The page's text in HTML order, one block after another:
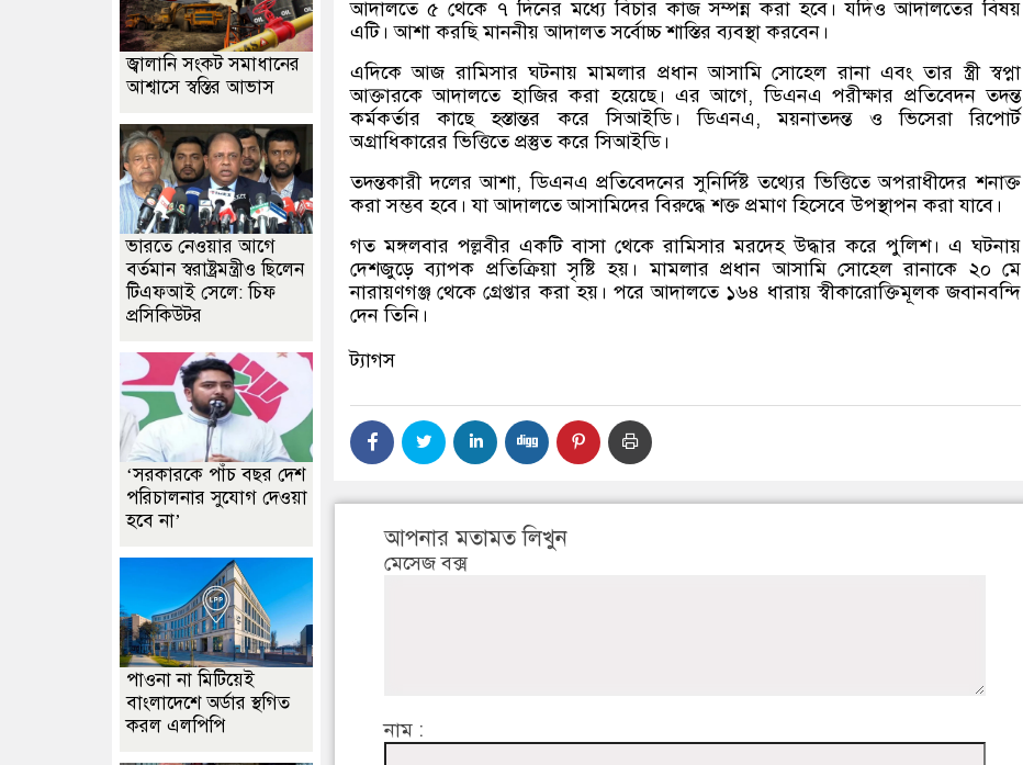
আদালতে ৫ থেকে ৭ দিনের মধ্যে বিচার কাজ সম্পন্ন করা হবে। যদিও আদালতের বিষয়
এটি। আশা করছি মাননীয় আদালত সর্বোচ্চ শাস্তির ব্যবস্থা করবেন।
এদিকে আজ রামিসার ঘটনায় মামলার প্রধান আসামি সোহেল রানা এবং তার স্ত্রী স্বপ্না
আক্তারকে আদালতে হাজির করা হয়েছে। এর আগে,ডিএনএ পরীক্ষার প্রতিবেদন তদন্ত
কর্মকর্তার কাছে হস্তান্তর করে সিআইডি। ডিএনএ,ময়নাতদন্ত ও ভিসেরা রিপোর্ট
অগ্রাধিকারের ভিত্তিতে প্রস্তুত করে সিআইডি।
তদন্তকারী দলের আশা,ডিএনএ প্রতিবেদনের সুনির্দিষ্ট তথ্যের ভিত্তিতে অপরাধীদের শনাক্ত
করা সম্ভব হবে। যা আদালতে আসামিদের বিরুদ্ধে শক্ত প্রমাণ হিসেবে উপস্থাপন করা যাবে।
গত মঙ্গলবার পল্লবীর একটি বাসা থেকে রামিসার মরদেহ উদ্ধার করে পুলিশ। এ ঘটনায়
দেশজুড়ে ব্যাপক প্রতিক্রিয়া সৃষ্টি হয়। মামলার প্রধান আসামি সোহেল রানাকে ২০ মে
নারায়ণগঞ্জ থেকে গ্রেপ্তার করা হয়। পরে আদালতে ১৬৪ ধারায় স্বীকারোক্তিমূলক জবানবন্দি
দেন তিনি।
ট্যাগস
আপনার মতামত লিখুন
মেসেজ বক্স
নাম :
জ্বালানি সংকট সমাধানের
আশ্বাসে স্বস্তির আভাস
ভারতে নেওয়ার আগে
বর্তমান স্বরাষ্ট্রমন্ত্রীও ছিলেন
টিএফআই সেলে: চিফ
প্রসিকিউটর
‘সরকারকে পাঁচ বছর দেশ
পরিচালনার সুযোগ দেওয়া
হবে না’
পাওনা না মিটিয়েই
বাংলাদেশে অর্ডার স্থগিত
করল এলপিপি